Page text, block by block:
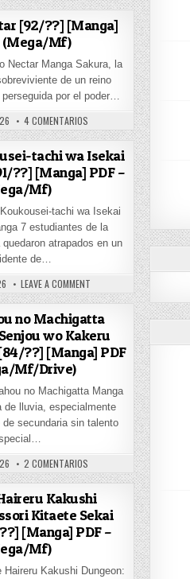
OKUCHI [195/??] [MANGA] PDF – (MEGA/MF)
[92/??] [Manga]
(Mega/Mf)
Nectar Manga Sakura, la
de un reino
por el poder…
4 COMENTARIOSEN SHINJU NO NECTAR
tachi wa Isekai
??] [Manga] PDF –
Mf)
tachi wa Isekai
7 estudiantes de la
atrapados en un
de…
LEAVE A COMMENT ON CHOUJIN
[68/??] [MANGA] PDF – (MEGA/MF/DRIVE)
no Machigatta
wo Kakeru
??] [Manga] PDF
Mf/Drive)
no Machigatta Manga
lluvia, especialmente
secundaria sin talento
2 COMENTARIOS EN CHIYU MAHOU NO
(MEGA/MF/DRIVE)
Kakushi
Kitaete Sekai
[Manga] PDF –
Mf)
Haireru Kakushi Dungeon: